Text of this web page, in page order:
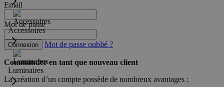
Accessoires
Luminaires
Email
Mot de passe
Connexion Mot de passe oublié ?
Commander en tant que nouveau client
La création d’un compte possède de nombreux avantages :